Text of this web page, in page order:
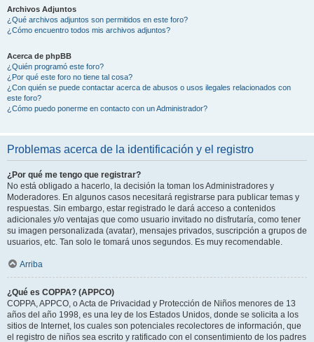
Archivos Adjuntos
¿Qué archivos adjuntos son permitidos en este foro?
¿Cómo encuentro todos mis archivos adjuntos?
Acerca de phpBB
¿Quién programó este foro?
¿Por qué este foro no tiene tal cosa?
¿Con quién se puede contactar acerca de abusos o usos ilegales relacionados con
este foro?
¿Cómo puedo ponerme en contacto con un Administrador?
Problemas acerca de la identificación y el registro
¿Por qué me tengo que registrar?
No está obligado a hacerlo, la decisión la toman los Administradores y
Moderadores. En algunos casos necesitará registrarse para publicar temas y
respuestas. Sin embargo, estar registrado le dará acceso a contenidos
adicionales y/o ventajas que como usuario invitado no disfrutaría, como tener
su imagen personalizada (avatar), mensajes privados, suscripción a grupos de
usuarios, etc. Tan solo le tomará unos segundos. Es muy recomendable.
Arriba
¿Qué es COPPA? (APPCO)
COPPA, APPCO, o Acta de Privacidad y Protección de Niños menores de 13
años del año 1998, es una ley de los Estados Unidos, donde se solicita a los
sitios de Internet, los cuales son potenciales recolectores de información, que
el registro de niños sea escrito y ratificado con el consentimiento de los padres